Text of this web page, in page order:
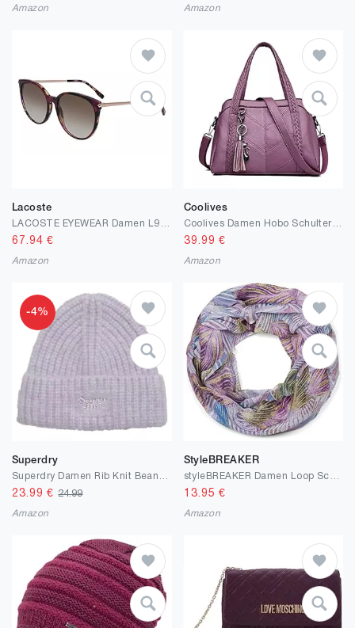
Amazon Amazon
Lacoste
67.94 €
Amazon
Coolives
Coolives Damen Hobo Schultertasche Tasche mit Schultergurt Umhängetasche Handtasche aus PU-Leder EINWEG
39.99 €
Amazon
-4%
Superdry
23.99 €24.99
Amazon
StyleBREAKER
13.95 €
Amazon